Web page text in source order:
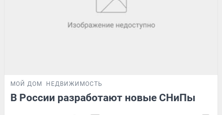
МОЙ ДОМ НЕДВИЖИМОСТЬ
В России разработают новые СНиПы